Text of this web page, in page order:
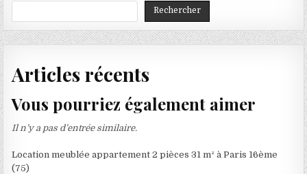
Rechercher
Articles récents
Vous pourriez également aimer
Il n’y a pas d’entrée similaire.
Location meublée appartement 2 pièces 31 m² à Paris 16ème
(75)